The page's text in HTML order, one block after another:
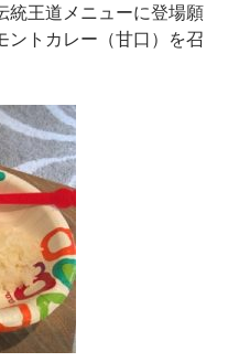
統王道メニューに登場願
ントカレー（甘口）を召